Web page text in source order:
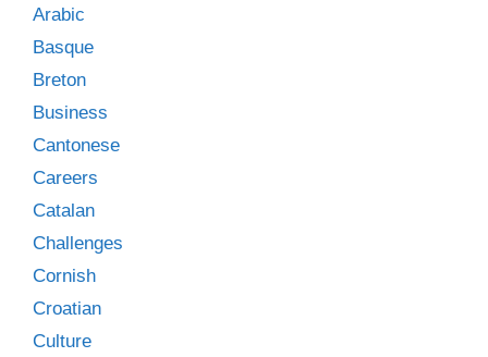
Arabic
Basque
Breton
Business
Cantonese
Careers
Catalan
Challenges
Cornish
Croatian
Culture